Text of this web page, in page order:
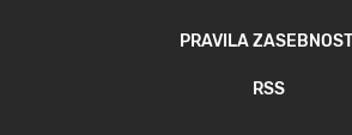
PRAVILA
RSS